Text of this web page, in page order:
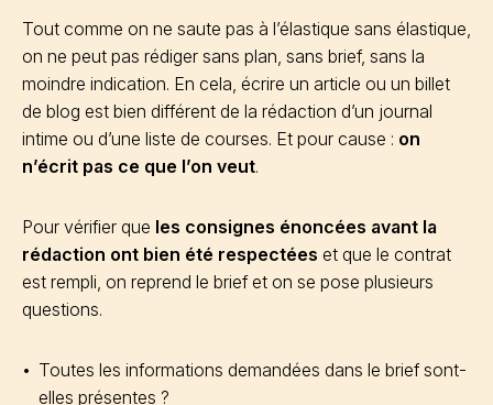
Tout comme on ne saute pas à l’élastique sans élastique,
on ne peut pas rédiger sans plan, sans brief, sans la
moindre indication. En cela, écrire un article ou un billet
de blog est bien différent de la rédaction d’un journal
intime ou d’une liste de courses. Et pour cause : on
n’écrit pas ce que l’on veut.
Pour vérifier que les consignes énoncées avant la
rédaction ont bien été respectées et que le contrat
est rempli, on reprend le brief et on se pose plusieurs
questions.
Toutes les informations demandées dans le brief sont-
elles présentes ?